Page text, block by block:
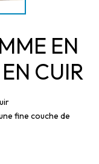
EN
CUIR
fine couche de